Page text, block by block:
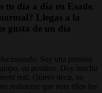
tu día a día en Esade.
Llegas a la
gusta de un día
Soy una persona
en positivo. Doy mucho
real. Quiero decir, no
realmente que sean ellos los